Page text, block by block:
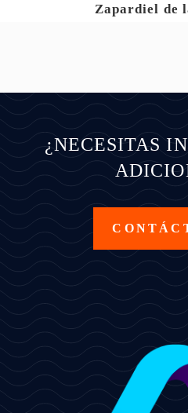
Zapardiel de
¿NECESITAS